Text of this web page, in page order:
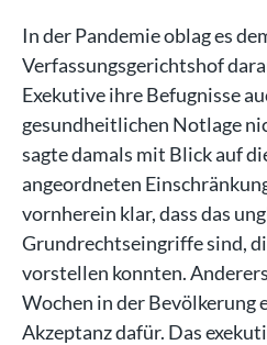
In der Pandemie oblag es
Verfassungsgerichtshof
Exekutive ihre Befugnisse
gesundheitlichen Notlage
sagte damals mit Blick auf
angeordneten
vornherein klar, dass das
Grundrechtseingriffe sind,
vorstellen konnten.
Wochen in der Bevölkerung
Akzeptanz dafür. Das